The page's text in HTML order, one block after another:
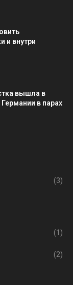
и внутри
вышла в
в парах
(3)
(1)
(2)